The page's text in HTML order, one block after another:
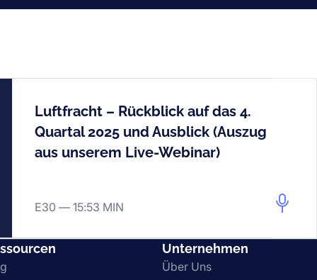
Luftfracht – Rückblick auf das 4.
Quartal 2025 und Ausblick (Auszug
aus unserem Live-Webinar)
E30 — 15:53 MIN
Unternehmen
Über Uns